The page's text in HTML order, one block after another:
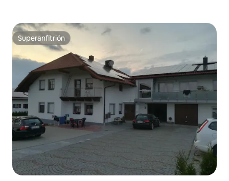
Superanfitrión
Superanfitrión